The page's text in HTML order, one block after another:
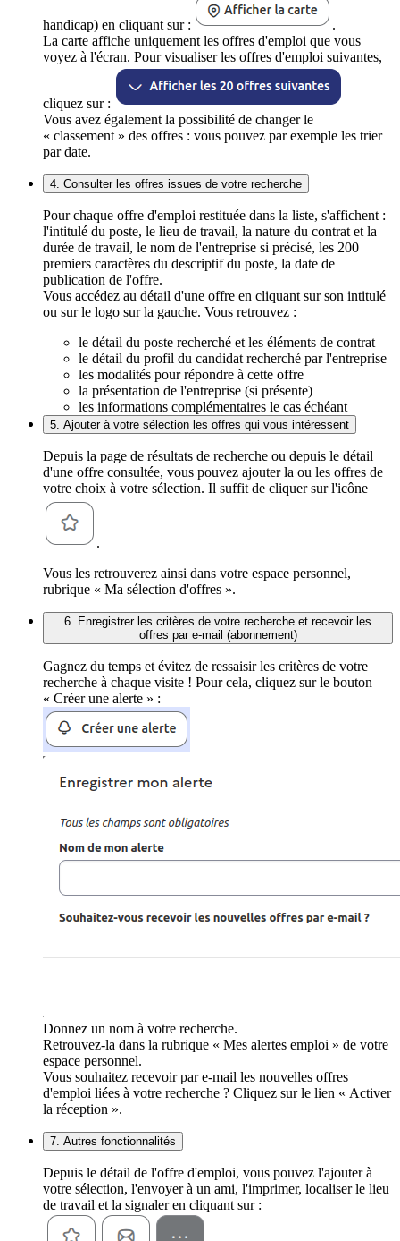
handicap) en cliquant sur :
.
La carte affiche uniquement les offres d'emploi que vous
voyez à l'écran. Pour visualiser les offres d'emploi suivantes,
cliquez sur :
Vous avez également la possibilité de changer le
« classement » des offres : vous pouvez par exemple les trier
par date.
4. Consulter les offres issues de votre recherche
Pour chaque offre d'emploi restituée dans la liste, s'affichent :
l'intitulé du poste, le lieu de travail, la nature du contrat et la
durée de travail, le nom de l'entreprise si précisé, les 200
premiers caractères du descriptif du poste, la date de
publication de l'offre.
Vous accédez au détail d'une offre en cliquant sur son intitulé
ou sur le logo sur la gauche. Vous retrouvez :
le détail du poste recherché et les éléments de contrat
le détail du profil du candidat recherché par l'entreprise
les modalités pour répondre à cette offre
la présentation de l'entreprise (si présente)
les informations complémentaires le cas échéant
5. Ajouter à votre sélection les offres qui vous intéressent
Depuis la page de résultats de recherche ou depuis le détail
d'une offre consultée, vous pouvez ajouter la ou les offres de
votre choix à votre sélection. Il suffit de cliquer sur l'icône
.
Vous les retrouverez ainsi dans votre espace personnel,
rubrique « Ma sélection d'offres ».
6. Enregistrer les critères de votre recherche et recevoir les
offres par e-mail (abonnement)
Gagnez du temps et évitez de ressaisir les critères de votre
recherche à chaque visite ! Pour cela, cliquez sur le bouton
« Créer une alerte » :
Donnez un nom à votre recherche.
Retrouvez-la dans la rubrique « Mes alertes emploi » de votre
espace personnel.
Vous souhaitez recevoir par e-mail les nouvelles offres
d'emploi liées à votre recherche ? Cliquez sur le lien « Activer
la réception ».
7. Autres fonctionnalités
Depuis le détail de l'offre d'emploi, vous pouvez l'ajouter à
votre sélection, l'envoyer à un ami, l'imprimer, localiser le lieu
de travail et la signaler en cliquant sur :